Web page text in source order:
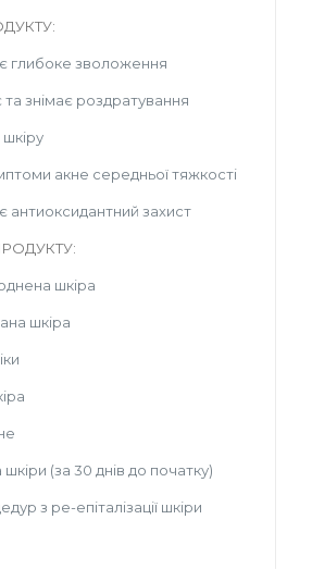
глибоке зволоження
знімає роздратування
акне середньої тяжкості
антиоксидантний захист
шкіра
шкіра
шкіри (за 30 днів до початку)
з ре-епіталізації шкіри